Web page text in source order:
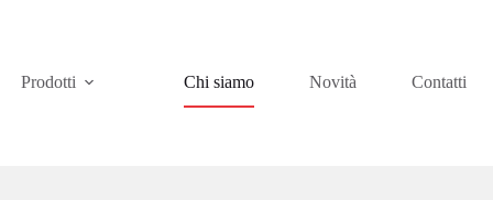
Prodotti Chi siamo Novità Contatti